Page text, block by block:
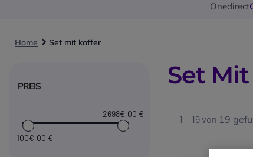
Onedirect
Home Set mit koffer
PREIS
100€,00 €
2698€,00 €
Set
1 - 19 von 19